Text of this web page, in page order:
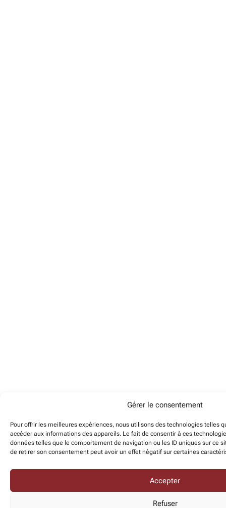
Gérer le consentement
Pour offrir les meilleures expériences, nous utilisons des technologies telles
accéder aux informations des appareils. Le fait de consentir à ces
données telles que le comportement de navigation ou les ID uniques sur ce
de retirer son consentement peut avoir un effet négatif sur certaines
Accepter
Refuser